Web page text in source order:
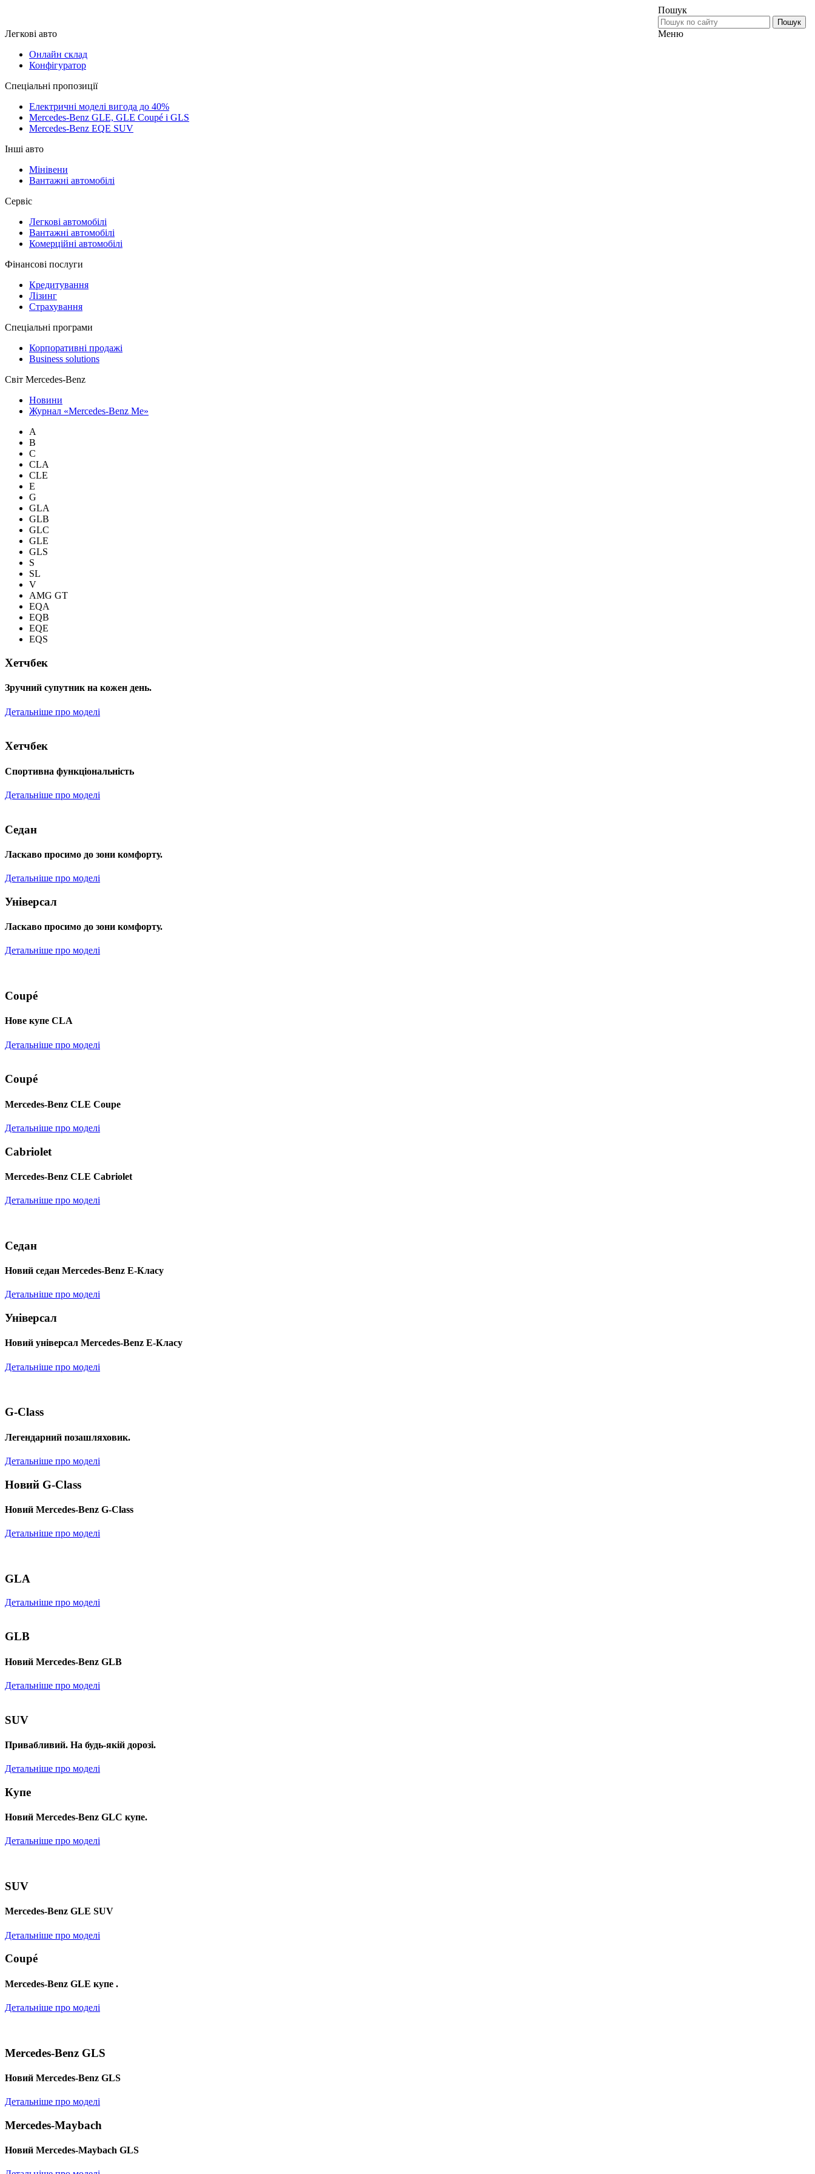
Пошук
Пошук
Меню
Легкові авто
Онлайн склад
Конфігуратор
Спеціальні пропозиції
Електричні моделі вигода до 40%
Mercedes-Benz GLE, GLE Coupé і GLS
Mercedes-Benz EQE SUV
Інші авто
Мінівени
Вантажні автомобілі
Сервіс
Легкові автомобілі
Вантажні автомобілі
Комерційні автомобілі
Фінансові послуги
Кредитування
Лізинг
Страхування
Спеціальні програми
Корпоративні продажі
Business solutions
Світ Mercedes-Benz
Новини
Журнал «Mercedes-Benz Me»
A
B
C
CLA
CLE
E
G
GLA
GLB
GLC
GLE
GLS
S
SL
V
AMG GT
EQA
EQB
EQE
EQS
Хетчбек
Зручний супутник на кожен день.
Детальніше про моделі
Хетчбек
Спортивна функціональність
Детальніше про моделі
Седан
Ласкаво просимо до зони комфорту.
Детальніше про моделі
Універсал
Ласкаво просимо до зони комфорту.
Детальніше про моделі
Coupé
Нове купе CLA
Детальніше про моделі
Coupé
Mercedes-Benz CLE Coupe
Детальніше про моделі
Cabriolet
Mercedes-Benz CLE Cabriolet
Детальніше про моделі
Седан
Новий седан Mercedes-Benz Е-Класу
Детальніше про моделі
Універсал
Новий універсал Mercedes-Benz E-Класу
Детальніше про моделі
G-Class
Легендарний позашляховик.
Детальніше про моделі
Новий G-Class
Новий Mercedes-Benz G-Class
Детальніше про моделі
GLA
Детальніше про моделі
GLB
Новий Mercedes-Benz GLB
Детальніше про моделі
SUV
Привабливий. На будь-якій дорозі.
Детальніше про моделі
Купе
Новий Mercedes-Benz GLС купе.
Детальніше про моделі
SUV
Mercedes-Benz GLE SUV
Детальніше про моделі
Coupé
Mercedes-Benz GLE купе .
Детальніше про моделі
Mercedes-Benz GLS
Новий Mercedes-Benz GLS
Детальніше про моделі
Mercedes-Maybach
Новий Mercedes-Maybach GLS